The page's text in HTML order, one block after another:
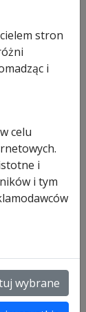
stron
i
celu
i
i tym
wybrane